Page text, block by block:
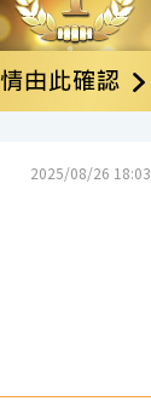
2025/08/26 18:03